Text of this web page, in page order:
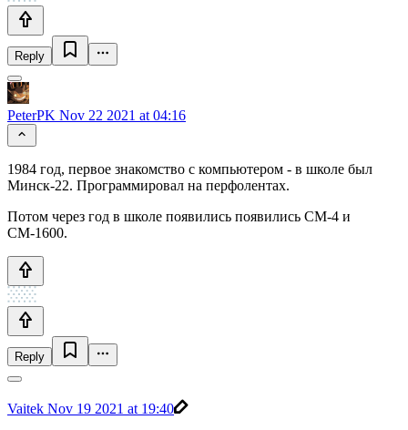
Reply
PeterPK Nov 22 2021 at 04:16
1984 год, первое знакомство с компьютером - в школе был
Минск-22. Программировал на перфолентах.
Потом через год в школе появились появились СМ-4 и
СМ-1600.
Reply
Vaitek Nov 19 2021 at 19:40